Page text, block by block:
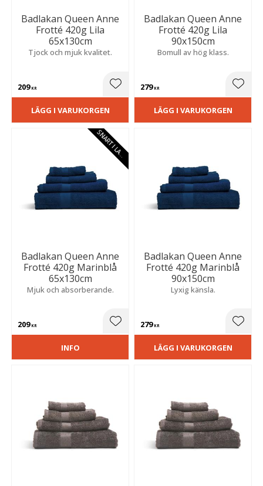
Badlakan Queen Anne
Frotté 420g Lila
65x130cm
Tjock och mjuk kvalitet.
209KR Lägg till i favoriter
LÄGG I VARUKORGEN
Badlakan Queen Anne
Frotté 420g Lila
90x150cm
Bomull av hög klass.
279KR
LÄGG I VARUKORGEN
Badlakan Queen Anne
Frotté 420g Marinblå
65x130cm
Mjuk och absorberande.
209KR
S
N
A
R
T
I
L
A
G
E
R
Lägg till i favoriter
INFO
Badlakan Queen Anne
Frotté 420g Marinblå
90x150cm
Lyxig känsla.
279KR
LÄGG I VARUKORGEN